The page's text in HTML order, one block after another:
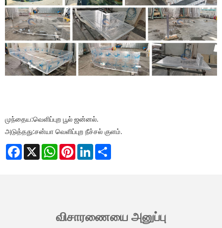
முந்தைய:வெளிப்புற பூல் ஜன்னல்.
அடுத்தது:சன்யா வெளிப்புற நீச்சல் குளம்.
Facebook
X WhatsAppPinterestLinkedIn
விசாரணையை அனுப்பு